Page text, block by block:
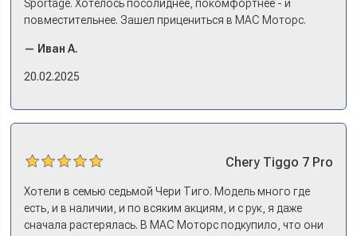
Sportage. Хотелось посолиднее, покомфортнее - и
повместительнее. Зашел прицениться в МАС Моторс.
и прям мое! Даже не скажешь, что «китаец». Прям не
вылезая из него и порешали. Спортэйдж в трейд-ин
— Иван А.
20.02.2025
Chery Tiggo 7 Pro
Хотели в семью седьмой Чери Тиго. Модель много где
есть, и в наличии, и по всяким акциям, и с рук, я даже
сначала растерялась. В МАС Моторс подкупило, что они